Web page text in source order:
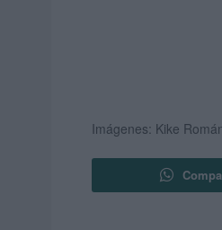
Imágenes: Kike